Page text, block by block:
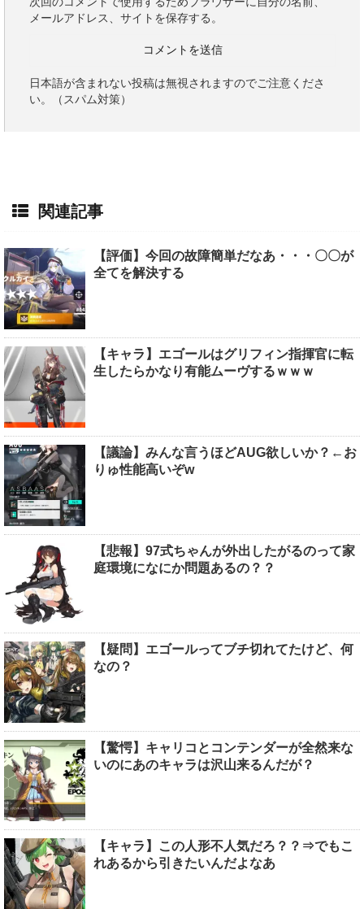
メールアドレス、サイトを保存する。
日本語が含まれない投稿は無視されますのでご注意くださ
い。（スパム対策）
関連記事
【評価】今回の故障簡単だなあ・・・〇〇が
全てを解決する
【キャラ】エゴールはグリフィン指揮官に転
生したらかなり有能ムーヴするｗｗｗ
【議論】みんな言うほどAUG欲しいか？←お
りゅ性能高いぞw
【悲報】97式ちゃんが外出したがるのって家
庭環境になにか問題あるの？？
【疑問】エゴールってブチ切れてたけど、何
なの？
【驚愕】キャリコとコンテンダーが全然来な
いのにあのキャラは沢山来るんだが？
【キャラ】この人形不人気だろ？？⇒でもこ
れあるから引きたいんだよなあ